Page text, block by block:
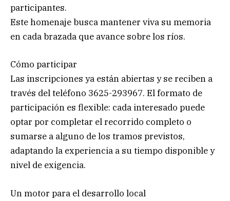
participantes.
Este homenaje busca mantener viva su memoria
en cada brazada que avance sobre los ríos.
Cómo participar
Las inscripciones ya están abiertas y se reciben a
través del teléfono 3625-293967. El formato de
participación es flexible: cada interesado puede
optar por completar el recorrido completo o
sumarse a alguno de los tramos previstos,
adaptando la experiencia a su tiempo disponible y
nivel de exigencia.
Un motor para el desarrollo local